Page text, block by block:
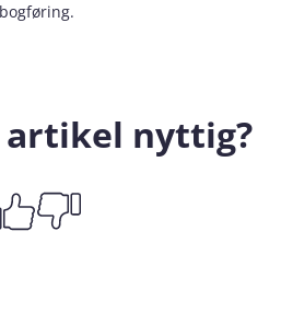
bogføring.
artikel nyttig?